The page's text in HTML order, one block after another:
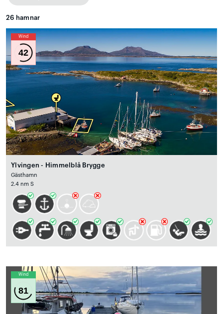
26 hamnar
Wind
42
Ylvingen - Himmelblå Brygge
Gästhamn
2.4 nm S
Wind
81